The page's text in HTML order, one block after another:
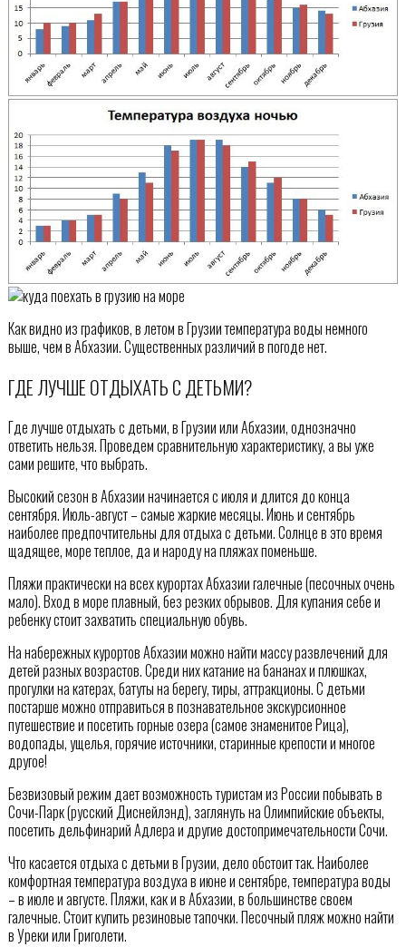
Как видно из графиков, в летом в Грузии температура воды немного
выше, чем в Абхазии. Существенных различий в погоде нет.
ГДЕ ЛУЧШЕ ОТДЫХАТЬ С ДЕТЬМИ?
Где лучше отдыхать с детьми, в Грузии или Абхазии, однозначно
ответить нельзя. Проведем сравнительную характеристику, а вы уже
сами решите, что выбрать.
Высокий сезон в Абхазии начинается с июля и длится до конца
сентября. Июль-август – самые жаркие месяцы. Июнь и сентябрь
наиболее предпочтительны для отдыха с детьми. Солнце в это время
щадящее, море теплое, да и народу на пляжах поменьше.
Пляжи практически на всех курортах Абхазии галечные (песочных очень
мало). Вход в море плавный, без резких обрывов. Для купания себе и
ребенку стоит захватить специальную обувь.
На набережных курортов Абхазии можно найти массу развлечений для
детей разных возрастов. Среди них катание на бананах и плюшках,
прогулки на катерах, батуты на берегу, тиры, аттракционы. С детьми
постарше можно отправиться в познавательное экскурсионное
путешествие и посетить горные озера (самое знаменитое Рица),
водопады, ущелья, горячие источники, старинные крепости и многое
другое!
Безвизовый режим дает возможность туристам из России побывать в
Сочи-Парк (русский Диснейлэнд), заглянуть на Олимпийские объекты,
посетить дельфинарий Адлера и другие достопримечательности Сочи.
Что касается отдыха с детьми в Грузии, дело обстоит так. Наиболее
комфортная температура воздуха в июне и сентябре, температура воды
– в июле и августе. Пляжи, как и в Абхазии, в большинстве своем
галечные. Стоит купить резиновые тапочки. Песочный пляж можно найти
в Уреки или Григолети.